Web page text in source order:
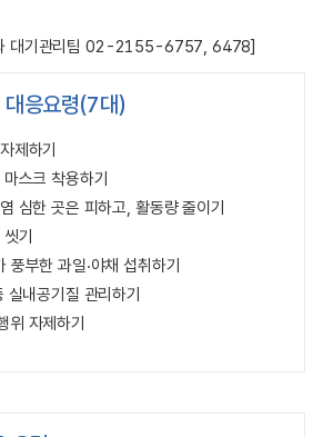
대기관리팀 02-2155-6757, 6478]
응요령(7대)
제하기
스크 착용하기
심한 곳은 피하고, 활동량 줄이기
기
풍부한 과일‧야채 섭취하기
내공기질 관리하기
위 자제하기